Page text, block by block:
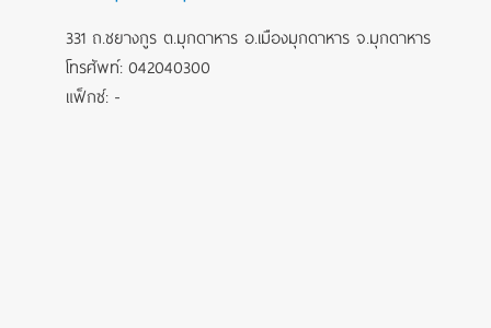
331 ถ.ชยางกูร ต.มุกดาหาร อ.เมืองมุกดาหาร จ.มุกดาหาร
โทรศัพท์: 042040300
แฟ็กซ์: -